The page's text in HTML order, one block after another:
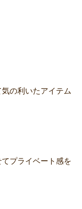
の利いたアイテム
プライベート感を